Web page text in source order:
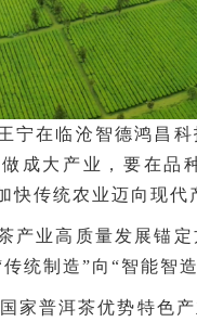
宁在临沧智德鸿昌
成大产业，要在品
快传统农业迈向现代
产业高质量发展锚
统制造”向“智能智
家普洱茶优势特色